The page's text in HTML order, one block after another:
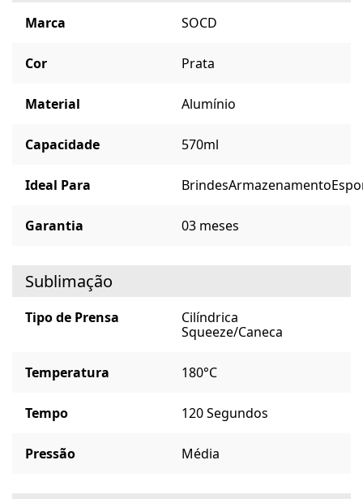
Marca SOCD
Cor Prata
Material Alumínio
Capacidade 570ml
Ideal Para BrindesArmazenamento
Garantia 03 meses
Sublimação
Tipo de Prensa
Cilíndrica
Squeeze/Caneca
Temperatura 180°C
Tempo 120 Segundos
Pressão Média